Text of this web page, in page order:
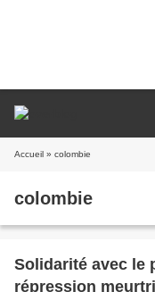
Accueil » colombie
colombie
Solidarité avec le
répression